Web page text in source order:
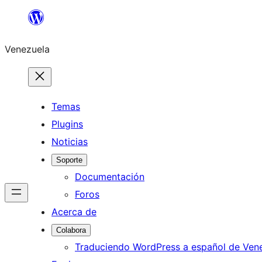
Saltar
contenido
Venezuela
Temas
Plugins
Noticias
Soporte
Documentación
Foros
Acerca de
Colabora
Traduciendo WordPress a español de